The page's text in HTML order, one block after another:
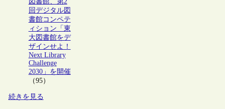
回デジタル図
書館コンペテ
ィション「東
大図書館をデ
ザインせよ！
Next Library
Challenge
2030」を開催
（95）
続きを見る